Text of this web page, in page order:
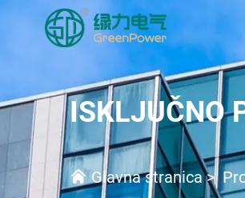
ISKLJUČNO
Glavna stranica>